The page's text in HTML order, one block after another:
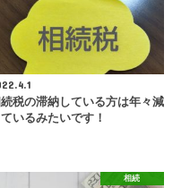
税の滞納している方は年々減
いるみたいです！
相続